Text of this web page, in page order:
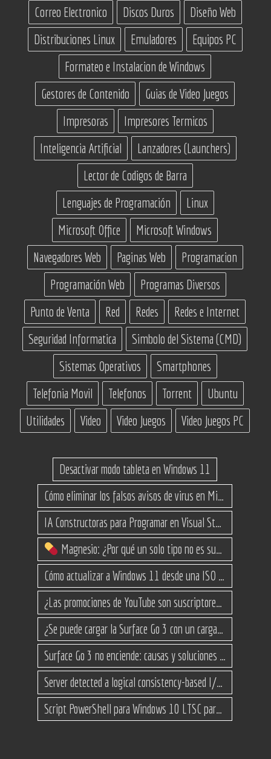
Correo Electronico
Discos Duros
Diseño Web
Distribuciones Linux
Emuladores
Equipos PC
Formateo e Instalacion de Windows
Gestores de Contenido
Guias de Video Juegos
Impresoras
Impresores Termicos
Inteligencia Artificial
Lanzadores (Launchers)
Lector de Codigos de Barra
Lenguajes de Programación
Linux
Microsoft Office
Microsoft Windows
Navegadores Web
Paginas Web
Programacion
Programación Web
Programas Diversos
Punto de Venta
Red Redes
Redes e Internet
Seguridad Informatica
Simbolo del Sistema (CMD)
Sistemas Operativos
Smartphones
Telefonia Movil
Telefonos Torrent
Ubuntu
Utilidades
Video Video Juegos Video Juegos PC
Desactivar modo tableta en Windows 11
Magnesio: ¿Por qué un solo tipo no es suficiente? (Guía de variantes)